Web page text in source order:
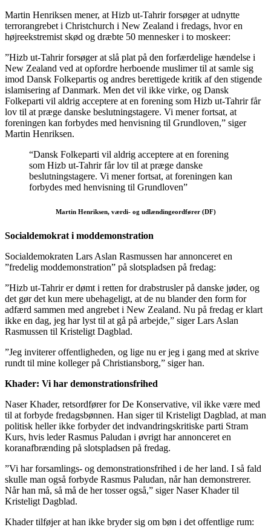
Martin Henriksen mener, at Hizb ut-Tahrir forsøger at udnytte
terrorangrebet i Christchurch i New Zealand i fredags, hvor en
højreekstremist skød og dræbte 50 mennesker i to moskeer:
”Hizb ut-Tahrir forsøger at slå plat på den forfærdelige hændelse i
New Zealand ved at opfordre herboende muslimer til at samle sig
imod Dansk Folkepartis og andres berettigede kritik af den stigende
islamisering af Danmark. Men det vil ikke virke, og Dansk
Folkeparti vil aldrig acceptere at en forening som Hizb ut-Tahrir får
lov til at præge danske beslutningstagere. Vi mener fortsat, at
foreningen kan forbydes med henvisning til Grundloven,” siger
Martin Henriksen.
“Dansk Folkeparti vil aldrig acceptere at en forening
som Hizb ut-Tahrir får lov til at præge danske
beslutningstagere. Vi mener fortsat, at foreningen kan
forbydes med henvisning til Grundloven”
Martin Henriksen, værdi- og udlændingeordfører (DF)
Socialdemokrat i moddemonstration
Socialdemokraten Lars Aslan Rasmussen har annonceret en
”fredelig moddemonstration” på slotspladsen på fredag:
”Hizb ut-Tahrir er dømt i retten for drabstrusler på danske jøder, og
det gør det kun mere ubehageligt, at de nu blander den form for
adfærd sammen med angrebet i New Zealand. Nu på fredag er klart
ikke en dag, jeg har lyst til at gå på arbejde,” siger Lars Aslan
Rasmussen til Kristeligt Dagblad.
”Jeg inviterer offentligheden, og lige nu er jeg i gang med at skrive
rundt til mine kolleger på Christiansborg,” siger han.
Khader: Vi har demonstrationsfrihed
Naser Khader, retsordfører for De Konservative, vil ikke være med
til at forbyde fredagsbønnen. Han siger til Kristeligt Dagblad, at man
politisk heller ikke forbyder det indvandringskritiske parti Stram
Kurs, hvis leder Rasmus Paludan i øvrigt har annonceret en
koranafbrænding på slotspladsen på fredag.
”Vi har forsamlings- og demonstrationsfrihed i de her land. I så fald
skulle man også forbyde Rasmus Paludan, når han demonstrerer.
Når han må, så må de her tosser også,” siger Naser Khader til
Kristeligt Dagblad.
Khader tilføjer at han ikke bryder sig om bøn i det offentlige rum: